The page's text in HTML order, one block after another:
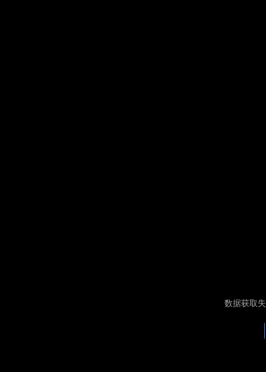
数据获取